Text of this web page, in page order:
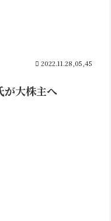
2022.11.28,05,45
大株主へ